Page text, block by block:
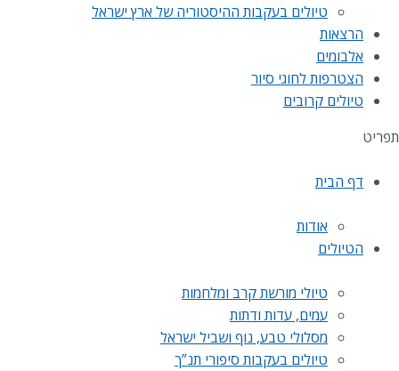
טיולים בעקבות ההיסטוריה של ארץ ישראל
הרצאות
אלבומים
הצטרפות לחוגי סיור
טיולים קרובים
תפריט
דף הבית
אודות
הטיולים
טיולי מורשת קרב ומלחמות
עמים, עדות ודתות
מסלולי טבע, נוף ושביל ישראל
טיולים בעקבות סיפורי תנ”ך